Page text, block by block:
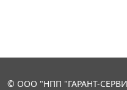
© ООО "НПП "ГАРАНТ-